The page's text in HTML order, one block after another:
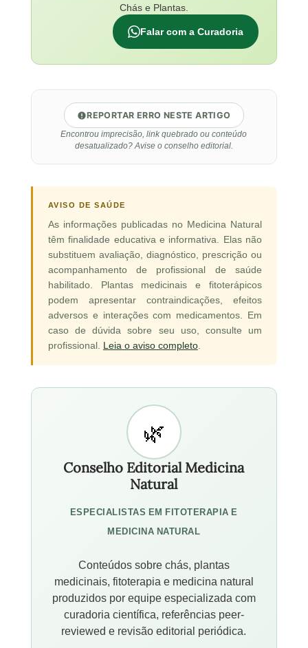
Chás e Plantas.
Falar com a Curadoria
REPORTAR ERRO NESTE ARTIGO
Encontrou imprecisão, link quebrado ou conteúdo
desatualizado? Avise o conselho editorial.
AVISO DE SAÚDE
As informações publicadas no Medicina Natural
têm finalidade educativa e informativa. Elas não
substituem avaliação, diagnóstico, prescrição ou
acompanhamento de profissional de saúde
habilitado. Plantas medicinais e fitoterápicos
podem apresentar contraindicações, efeitos
adversos e interações com medicamentos. Em
caso de dúvida sobre seu uso, consulte um
profissional. Leia o aviso completo.
Conselho Editorial Medicina
Natural
ESPECIALISTAS EM FITOTERAPIA E
MEDICINA NATURAL
Conteúdos sobre chás, plantas
medicinais, fitoterapia e medicina natural
produzidos por equipe especializada com
curadoria científica, referências peer-
reviewed e revisão editorial periódica.